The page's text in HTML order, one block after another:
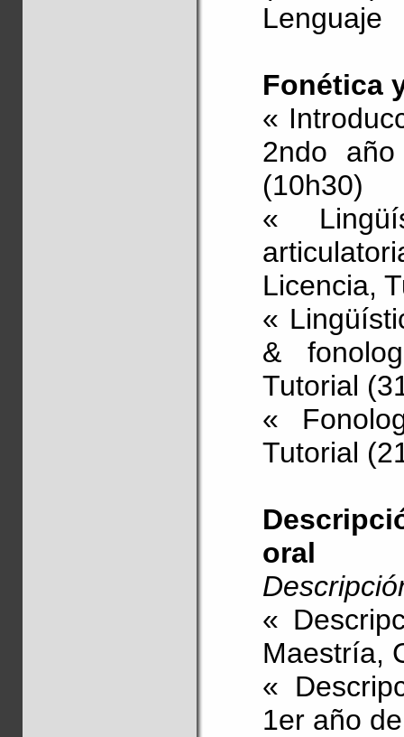
Lenguaje
Fonética
«
2ndo
(10h30)
«
Licencia,
«
&
Tutorial
«
Tutorial
oral
«
Maestría,
«
1er año